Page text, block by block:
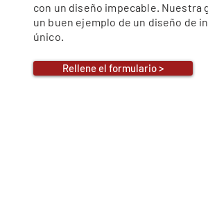
con un diseño impecable. Nuestra
un buen ejemplo de un diseño de
único.
Rellene el formulario >